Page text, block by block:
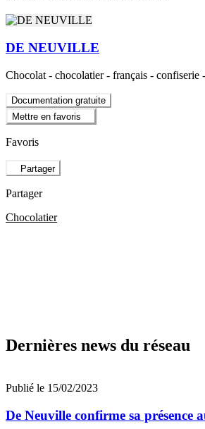
DE NEUVILLE
Chocolat - chocolatier - français - confiserie
Documentation gratuite
Mettre en favoris
Favoris
Partager
Partager
Chocolatier
Dernières news du réseau
Publié le 15/02/2023
De Neuville confirme sa présence